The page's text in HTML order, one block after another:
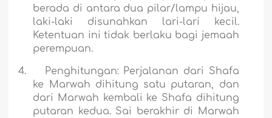
berada di antara dua pilar/lampu hijau,
laki-laki disunahkan lari-lari kecil.
Ketentuan ini tidak berlaku bagi jemaah
perempuan.
4. Penghitungan:Perjalanan dari Shafa
ke Marwah dihitung satu putaran, dan
dari Marwah kembali ke Shafa dihitung
putaran kedua. Sai berakhir di Marwah